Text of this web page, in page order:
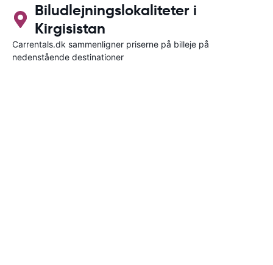
Biludlejningslokaliteter i
Kirgisistan
Carrentals.dk sammenligner priserne på billeje på
nedenstående destinationer